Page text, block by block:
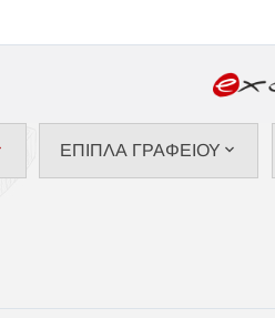
ΕΠΙΠΛΑ ΓΡΑΦΕΙΟΥ